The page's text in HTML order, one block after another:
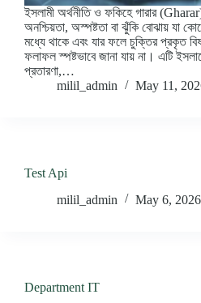
ইসলামী অর্থনীতি ও ফকিহে গারার
অনশ্চিয়তা, অস্পষ্টতা বা ঝুঁকি বোঝায় যা
মধ্যে থাকে এবং যার ফলে চুক্তির প্রকৃত
ফলাফল স্পষ্টভাবে জানা যায় না। এটি
প্রতারণা,…
milil_admin
May 11,
Test Api
milil_admin
May 6, 2026
Department IT